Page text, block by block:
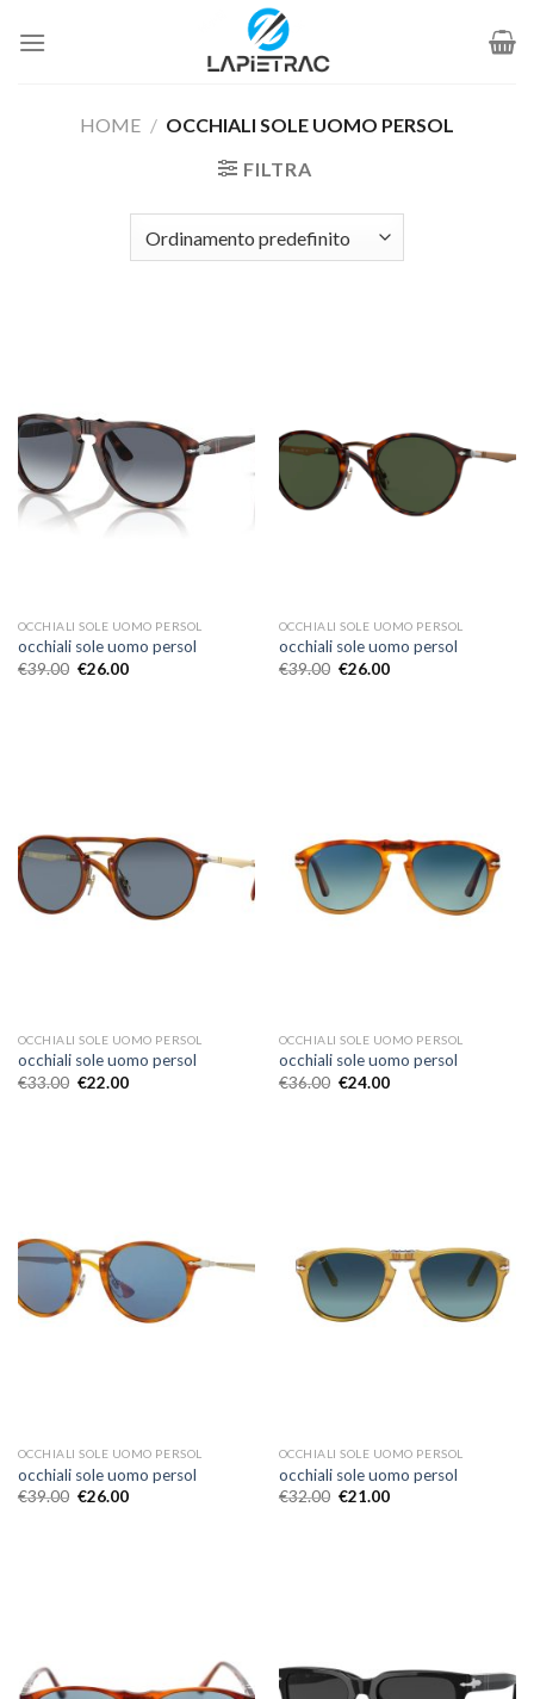
HOME / OCCHIALI SOLE UOMO PERSOL
FILTRA
OCCHIALI SOLE UOMO PERSOL
occhiali sole uomo persol
€39.00 €26.00
OCCHIALI SOLE UOMO PERSOL
occhiali sole uomo persol
€39.00 €26.00
OCCHIALI SOLE UOMO PERSOL
occhiali sole uomo persol
€33.00 €22.00
OCCHIALI SOLE UOMO PERSOL
occhiali sole uomo persol
€36.00 €24.00
OCCHIALI SOLE UOMO PERSOL
occhiali sole uomo persol
€39.00 €26.00
OCCHIALI SOLE UOMO PERSOL
occhiali sole uomo persol
€32.00 €21.00